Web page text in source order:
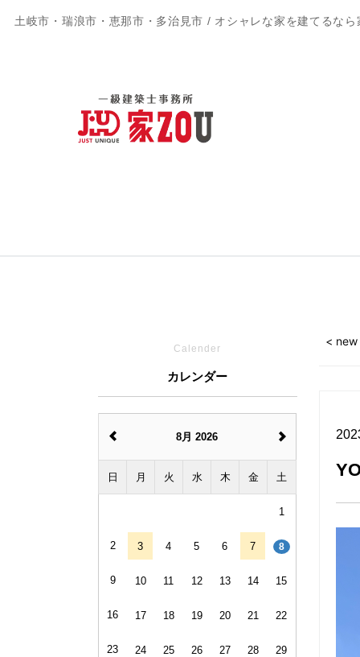
土岐市・瑞浪市・恵那市・多治見市 / オシャレな家を建てるなら
< new
Calender
カレンダー
8月 2026
日 月 火 水 木 金 土
1
2 3 4 5 6 7 8
9 10 11 12 13 14 15
16 17 18 19 20 21 22
23 24 25 26 27 28 29